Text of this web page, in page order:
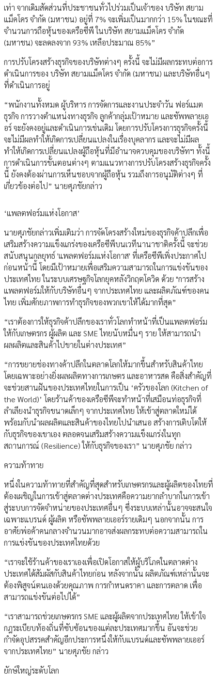
เท่า จากเดิมสัดส่วนที่ประชาชนทั่วไปร่วมเป็นเจ้าของ บริษัท สยาม
แม็คโคร จำกัด (มหาชน) อยู่ที่ 7% จะเพิ่มเป็นมากกว่า 15% ในขณะที่
จำนวนการถือหุ้นของเครือซีพี ในบริษัท สยามแม็คโคร จำกัด
(มหาชน) จะลดลงจาก 93% เหลือประมาณ 85%”
การปรับโครงสร้างธุรกิจของบริษัทต่างๆ ครั้งนี้ จะไม่มีผลกระทบต่อการ
ดำเนินการของ บริษัท สยามแม็คโคร จำกัด (มหาชน) และบริษัทอื่นๆ
ที่ดำเนินการอยู่
“พนักงานทั้งหมด ผู้บริหาร การจัดการและงานประจำวัน ฟอร์แมต
ธุรกิจ การวางตำแหน่งทางธุรกิจ ลูกค้ากลุ่มเป้าหมาย และซัพพลายเอ
อร์ จะยังคงอยู่และดำเนินการเช่นเดิม โดยการปรับโครงการธุรกิจครั้งนี้
จะไม่มีผลทำให้เกิดการเปลี่ยนแปลงในเรื่องบุคลากร และจะไม่มีผล
ทำให้เกิดการเปลี่ยนแปลงผู้ถือหุ้นที่มีอำนาจควบคุมของบริษัทฯ ทั้งนี้
การดำเนินการขั้นตอนต่างๆ ตามแนวทางการปรับโครงสร้างธุรกิจครั้ง
นี้ ยังคงต้องผ่านการเห็นชอบจากผู้ถือหุ้น รวมถึงการอนุมัติต่างๆ ที่
เกี่ยวข้องต่อไป” นายศุภชัยกล่าว
‘แพลตฟอร์มแห่งโอกาส’
นายศุภชัยกล่าวเพิ่มเติมว่า การจัดโครงสร้างใหม่ของธุรกิจค้าปลีกเพื่อ
เสริมสร้างความแข็งแกร่งของเครือซีพีบนเวทีนานาชาติครั้งนี้ จะช่วย
สนับสนุนกลยุทธ์ 'แพลตฟอร์มแห่งโอกาส' ที่เครือซีพีเพิ่งประกาศไป
ก่อนหน้านี้ โดยมีเป้าหมายเพื่อเสริมความสามารถในการแข่งขันของ
ประเทศไทย ในระบบเศรษฐกิจโลกยุคหลังวิกฤตโควิด ด้วย "การสร้าง
แพลตฟอร์มให้กับบริษัทอื่นๆ จากประเทศไทย และผลิตภัณฑ์ของคน
ไทย เพิ่มศักยภาพการทำธุรกิจของพวกเขาให้ได้มากที่สุด”
“เราต้องการให้ธุรกิจค้าปลีกของเราทั่วโลกทำหน้าที่เป็นแพลตฟอร์ม
ให้กับเกษตรกร ผู้ผลิต และ SME ไทยนับหมื่นๆ ราย ให้สามารถนำ
ผลผลิตและสินค้าไปขายในต่างประเทศ”
“การขยายช่องทางค้าปลีกในตลาดโลกให้มากขึ้นสำหรับสินค้าไทย
โดยเฉพาะอย่างยิ่งผลผลิตทางการเกษตร และอาหารสด คือสิ่งสำคัญที่
จะช่วยสานฝันของประเทศไทยในการเป็น ‘ครัวของโลก (Kitchen of
the World)’ โดยร้านค้าของเครือซีพีจะทำหน้าที่เสมือนท่อธุรกิจที่
ลำเลียงนำธุรกิจขนาดเล็กๆ จากประเทศไทย ให้เข้าสู่ตลาดใหม่ได้
พร้อมกับนำผลผลิตและสินค้าของไทยไปนำเสนอ สร้างการเติบโตให้
กับธุรกิจของเขาเอง ตลอดจนเสริมสร้างความแข็งแกร่งในทุก
สถานการณ์ (Resilience) ให้กับธุรกิจของเรา” นายศุภชัย กล่าว
ความท้าทาย
หนึ่งในความท้าทายที่สำคัญที่สุดสำหรับเกษตรกรและผู้ผลิตของไทยที่
ต้องเผชิญในการเข้าสู่ตลาดต่างประเทศคือความยากลำบากในการเข้า
สู่ระบบการจัดจำหน่ายของประเทศอื่นๆ ซึ่งระบบเหล่านั้นอาจจะสนใจ
เฉพาะแบรนด์ ผู้ผลิต หรือซัพพลายเออร์รายเดิมๆ นอกจากนั้น การ
อาศัยพ่อค้าคนกลางจำนวนมากอาจส่งผลกระทบต่อความสามารถใน
การแข่งขันของประเทศไทยด้วย
“เราจะใช้ร้านค้าของเราเองเพื่อเปิดโอกาสให้ผู้บริโภคในตลาดต่าง
ประเทศได้สัมผัสกับสินค้าไทยก่อน หลังจากนั้น ผลิตภัณฑ์เหล่านั้นจะ
ต้องพิสูจน์ตนเองด้วยคุณภาพ การกำหนดราคา และการตลาด เพื่อ
สามารถแข่งขันต่อไปได้”
“เราสามารถช่วยเกษตรกร SME และผู้ผลิตจากประเทศไทย ให้เข้าใจ
กฎระเบียบท้องถิ่นที่ซับซ้อนของแต่ละประเทศมากขึ้น อันจะช่วย
กำจัดอุปสรรคสำคัญอีกประการหนึ่งให้กับแบรนด์และซัพพลายเออร์
จากประเทศไทย” นายศุภชัย กล่าว
ยักษ์ใหญ่ระดับโลก